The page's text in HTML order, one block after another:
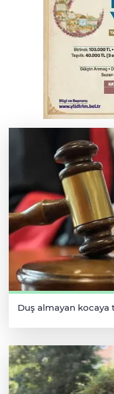
Uludağ
Erguvan
Başkan
sahada
Duş almayan kocaya